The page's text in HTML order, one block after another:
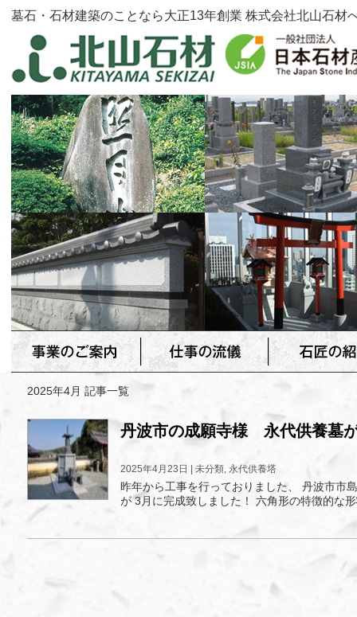
墓石・石材建築のことなら大正13年創業 株式会社北山石材
2025年4月 記事一覧
丹波市の成願寺様 永代供養墓
2025年4月23日 | 未分類, 永代供養塔
昨年から工事を行っておりました、 丹波市市
が 3月に完成致しました！ 六角形の特徴的な